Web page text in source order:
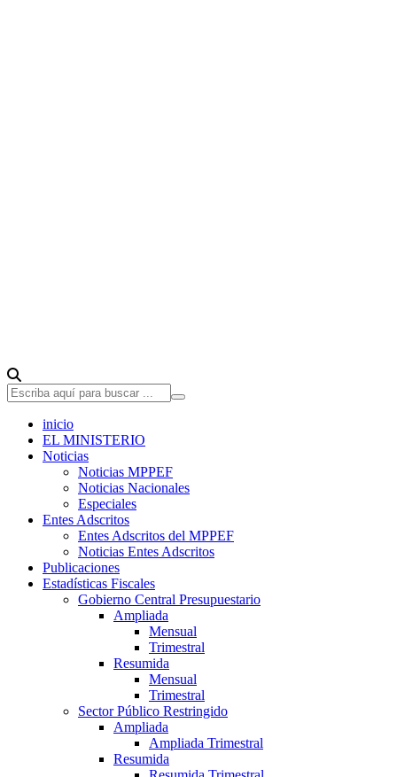
inicio
EL MINISTERIO
Noticias
Noticias MPPEF
Noticias Nacionales
Especiales
Entes Adscritos
Entes Adscritos del MPPEF
Noticias Entes Adscritos
Publicaciones
Estadísticas Fiscales
Gobierno Central Presupuestario
Ampliada
Mensual
Trimestral
Resumida
Mensual
Trimestral
Sector Público Restringido
Ampliada
Ampliada Trimestral
Resumida